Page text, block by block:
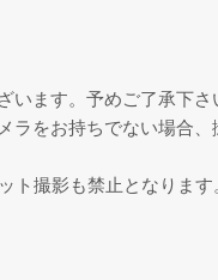
ます。予めご了承下さ
をお持ちでない場合
撮影も禁止となります